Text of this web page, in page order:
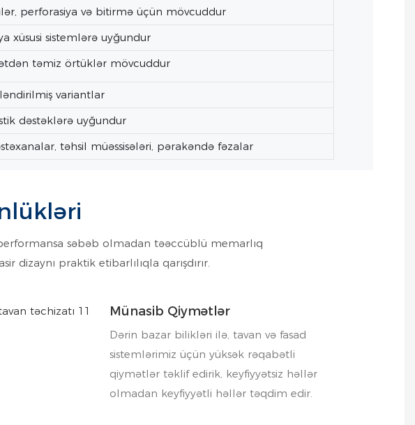
perforasiya və bitirmə üçün mövcuddur
xüsusi sistemlərə uyğundur
təmiz örtüklər mövcuddur
variantlar
dəstəklərə uyğundur
təhsil müəssisələri, pərakəndə fəzalar
səbəb olmadan təəccüblü memarlıq
dizaynı praktik etibarlılıqla qarışdırır.
Münasib Qiymətlər
Dərin bazar bilikləri ilə, tavan və fasad
sistemlərimiz üçün yüksək rəqabətli
qiymətlər təklif edirik, keyfiyyətsiz həllər
olmadan keyfiyyətli həllər təqdim edir.